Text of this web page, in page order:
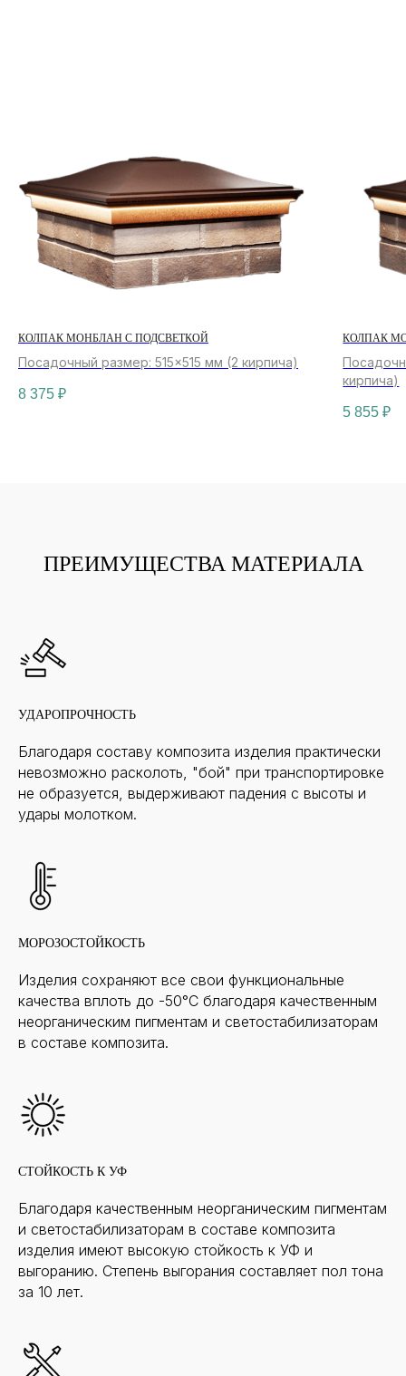
КОЛПАК МОНБЛАН С ПОДСВЕТКОЙ
Посадочный размер: 515×515 мм (2 кирпича)
8 375 ₽
КОЛПАК
кирпича)
5 855 ₽
ПРЕИМУЩЕСТВА МАТЕРИАЛА
УДАРОПРОЧНОСТЬ
Благодаря составу композита изделия практически
невозможно расколоть, "бой" при транспортировке
не образуется, выдерживают падения с высоты и
удары молотком.
МОРОЗОСТОЙКОСТЬ
Изделия сохраняют все свои функциональные
качества вплоть до -50°С благодаря качественным
неорганическим пигментам и светостабилизаторам
в составе композита.
СТОЙКОСТЬ К УФ
Благодаря качественным неорганическим пигментам
и светостабилизаторам в составе композита
изделия имеют высокую стойкость к УФ и
выгоранию. Степень выгорания составляет пол тона
за 10 лет.